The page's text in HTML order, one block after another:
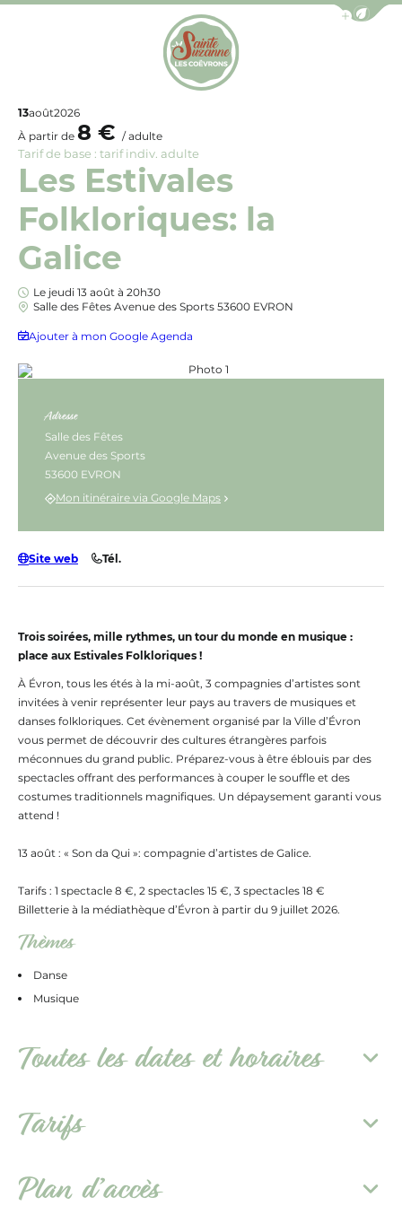
Afficher la
13août2026
À partir de 8 € / adulte
Tarif de base : tarif indiv. adulte
Les Estivales
Folkloriques: la
Galice
Le jeudi 13 août à 20h30
Salle des Fêtes Avenue des Sports 53600 EVRON
Ajouter à mon Google Agenda
Trois soirées, mille rythmes, un tour du monde en musique :
place aux Estivales Folkloriques !
À Évron, tous les étés à la mi-août, 3 compagnies d’artistes sont
invitées à venir représenter leur pays au travers de musiques et
danses folkloriques. Cet évènement organisé par la Ville d’Évron
vous permet de découvrir des cultures étrangères parfois
méconnues du grand public. Préparez-vous à être éblouis par des
spectacles offrant des performances à couper le souffle et des
costumes traditionnels magnifiques. Un dépaysement garanti vous
attend !
13 août : « Son da Qui »: compagnie d’artistes de Galice.
Tarifs : 1 spectacle 8 €, 2 spectacles 15 €, 3 spectacles 18 €
Billetterie à la médiathèque d’Évron à partir du 9 juillet 2026.
Thèmes
Danse
Musique
Toutes les dates et horaires
Tarifs
Plan d’accès
Photo 1, © Son da Qui
Adresse
Salle des Fêtes
Avenue des Sports
53600 EVRON
Mon itinéraire via Google Maps
Site web Tél.